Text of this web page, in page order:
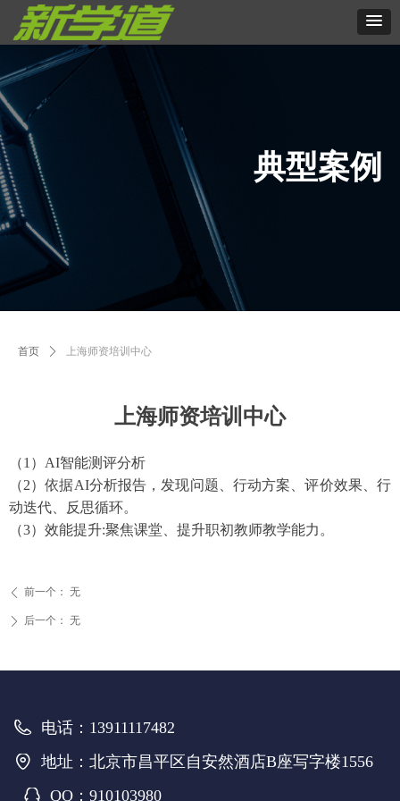
上海师资培训中心
（1）AI智能测评分析
（2）依据AI分析报告，发现问题、行动方案、评价效果、行
动迭代、反思循环。
（3）效能提升:聚焦课堂、提升职初教师教学能力。
典型案例
首页 ꄲ 上海师资培训中心
ꄴ 前一个： 无
ꄲ 后一个： 无
电话： 13911117482
地址： 北京市昌平区自安然酒店B座写字楼1556
QQ： 910103980